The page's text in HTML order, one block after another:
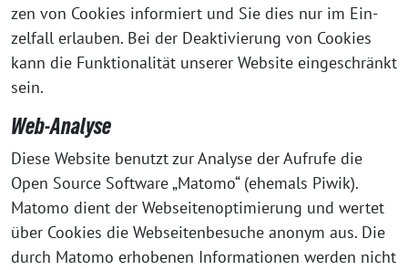
zen von Coo­kies infor­miert und Sie dies nur im Ein­
zel­fall erlau­ben. Bei der Deak­ti­vie­rung von Coo­kies
kann die Funk­tio­na­li­tät unse­rer Web­site ein­ge­schränkt
sein.
Web-Analyse
Die­se Web­site benutzt zur Ana­ly­se der Auf­ru­fe die
Open Source Soft­ware „Mato­mo“ (ehe­mals Piwik).
Mato­mo dient der Web­sei­ten­op­ti­mie­rung und wer­tet
über Coo­kies die Web­sei­ten­be­su­che anonym aus. Die
durch Mato­mo erho­be­nen Infor­ma­tio­nen wer­den nicht